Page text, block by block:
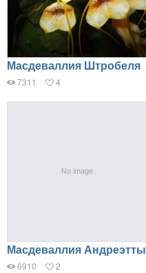
Масдеваллия Штробеля
7311 4
Масдеваллия Андреэтты
6910 2